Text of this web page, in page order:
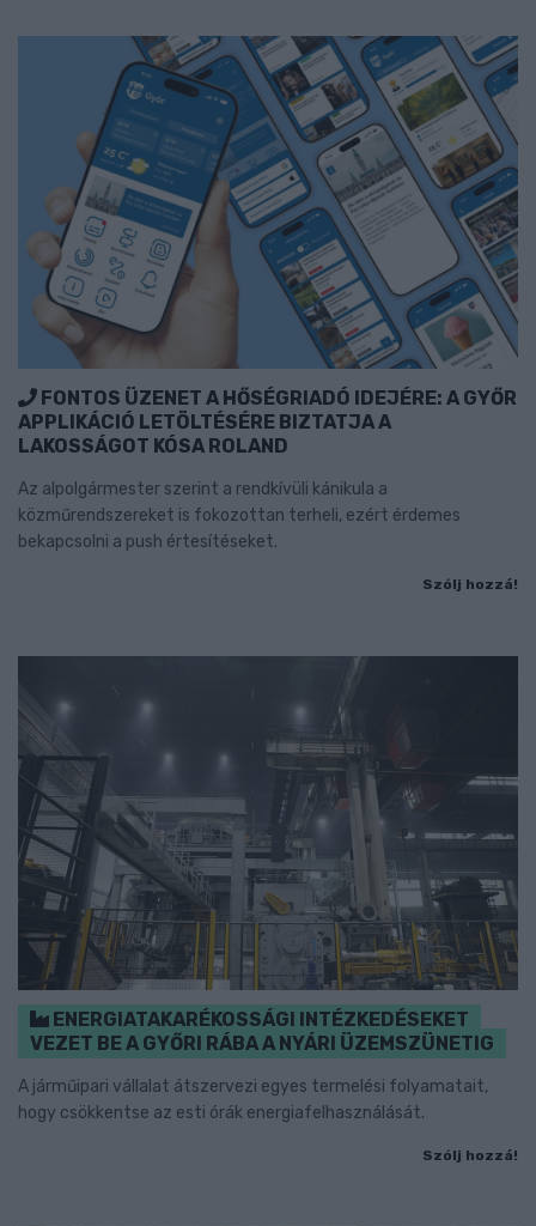
FONTOS ÜZENET A HŐSÉGRIADÓ IDEJÉRE: A GYŐR
APPLIKÁCIÓ LETÖLTÉSÉRE BIZTATJA A
LAKOSSÁGOT KÓSA ROLAND
Az alpolgármester szerint a rendkívüli kánikula a
közműrendszereket is fokozottan terheli, ezért érdemes
bekapcsolni a push értesítéseket.
Szólj hozzá!
ENERGIATAKARÉKOSSÁGI INTÉZKEDÉSEKET
VEZET BE A GYŐRI RÁBA A NYÁRI ÜZEMSZÜNETIG
A járműipari vállalat átszervezi egyes termelési folyamatait,
hogy csökkentse az esti órák energiafelhasználását.
Szólj hozzá!